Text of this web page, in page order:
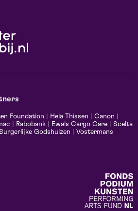
Foundation Hela Thissen Canon
Rabobank Ewals Cargo Care
Scelta
Godshuizen
Vostermans